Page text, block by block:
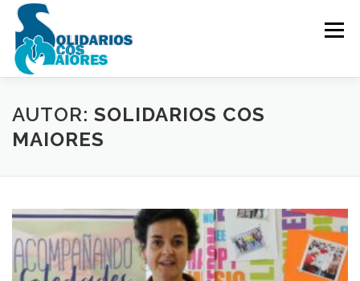
contido
Menú
NOVAS VÍDEOS
AUTOR: SOLIDARIOS COS
MAIORES